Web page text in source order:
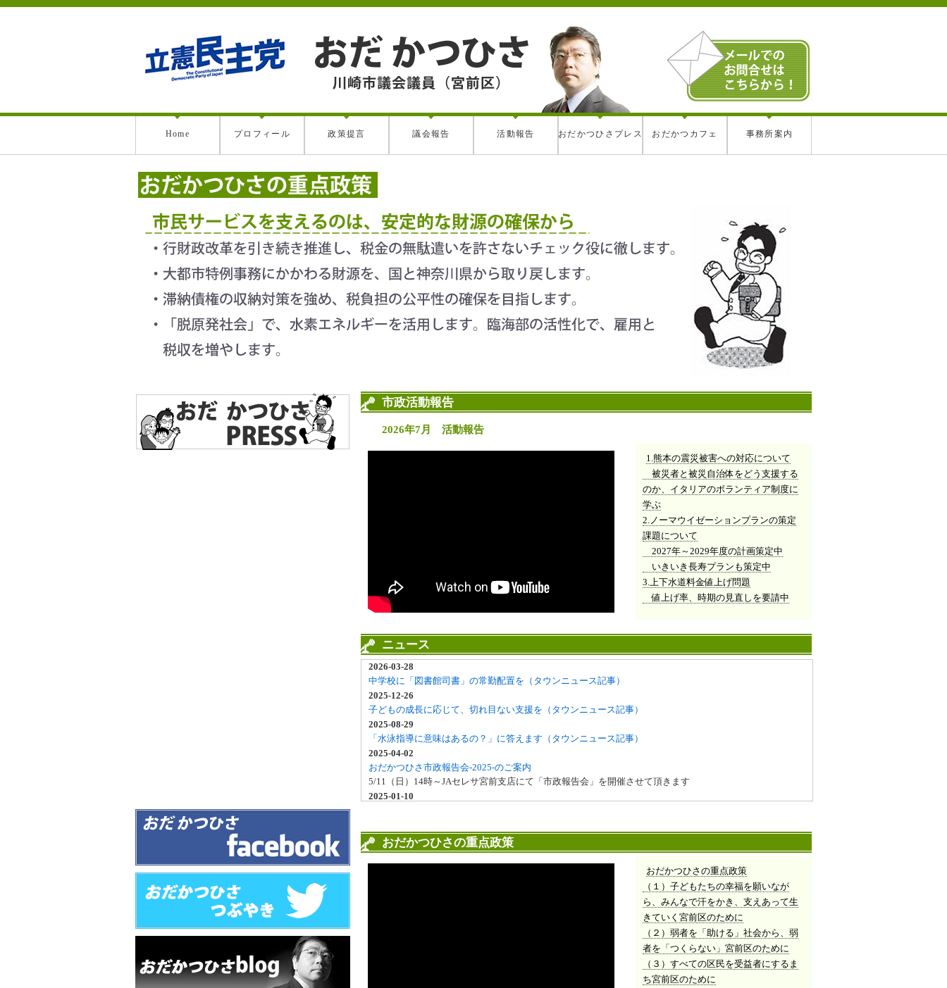
Home プロフィール 政策提言 議会報告 活動報告 おだかつひさプレス おだかつカフェ 事務所案内
市政活動報告
2026年7月 活動報告
1.熊本の震災被害への対応について
被災者と被災自治体をどう支援する
のか、イタリアのボランティア制度に
学ぶ
2.ノーマウイゼーションプランの策定
課題について
2027年～2029年度の計画策定中
いきいき長寿プランも策定中
3.上下水道料金値上げ問題
値上げ率、時期の見直しを要請中
ニュース
2026-03-28
中学校に「図書館司書」の常勤配置を（タウンニュース記事）
2025-12-26
子どもの成長に応じて、切れ目ない支援を（タウンニュース記事）
2025-08-29
「水泳指導に意味はあるの？」に答えます（タウンニュース記事）
2025-04-02
おだかつひさ市政報告会-2025-のご案内
5/11（日）14時～JAセレサ宮前支店にて「市政報告会」を開催させて頂きます
2025-01-10
2024-09-30
かわら版 第29号
11/13「筑波宇宙センター（JAXA）見学と筑波ハムにて地場産ショッピング」特別見学ツアーのご参加者
全国の政令市の立憲民主党市議（約１３０人）で「政令指定都市政策協議会」を発足しました。
おだかつひさの重点政策
おだかつひさの重点政策
（１）子どもたちの幸福を願いなが
ら、みんなで汗をかき、支えあって生
きていく宮前区のために
（２）弱者を「助ける」社会から、弱
者を「つくらない」宮前区のために
（３）すべての区民を受益者にするま
ち宮前区のために